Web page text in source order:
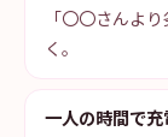
「〇〇さんよ
く。
一人の時間で充